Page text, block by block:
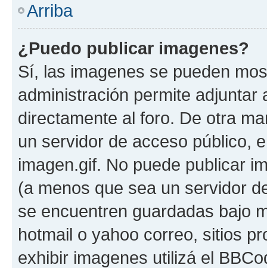
Arriba
¿Puedo publicar imagenes?
Sí, las imagenes se pueden
administración permite
directamente al foro. De otra
un servidor de acceso público,
imagen.gif. No puede publicar
(a menos que sea un servidor
se encuentren guardadas bajo
hotmail o yahoo correo, sitios
exhibir imagenes utilizá el